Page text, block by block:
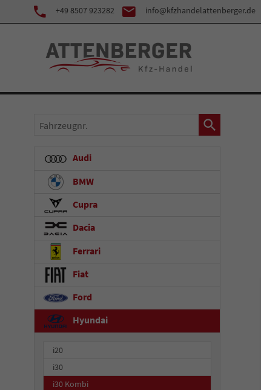
+49 8507 923282 info@kfzhandelattenberger.de
Fahrzeugnr.
Audi
BMW
Cupra
Dacia
Ferrari
Fiat
Ford
Hyundai
i20
i30
i30 Kombi